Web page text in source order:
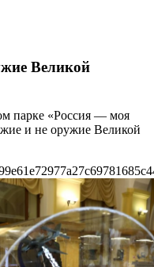
Великой
парке «Россия — моя
и не оружие Великой